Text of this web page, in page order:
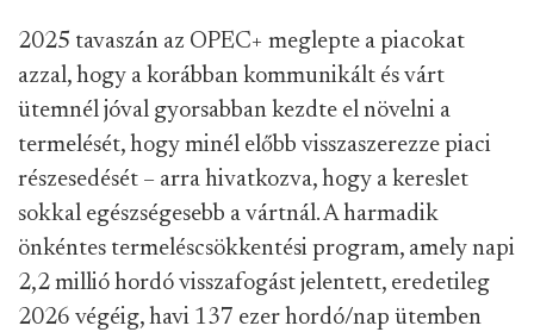
2025 tavaszán az OPEC+ meglepte a piacokat
azzal, hogy a korábban kommunikált és várt
ütemnél jóval gyorsabban kezdte el növelni a
termelését, hogy minél előbb visszaszerezze piaci
részesedését – arra hivatkozva, hogy a kereslet
sokkal egészségesebb a vártnál. A harmadik
önkéntes termeléscsökkentési program, amely napi
2,2 millió hordó visszafogást jelentett, eredetileg
2026 végéig, havi 137 ezer hordó/nap ütemben